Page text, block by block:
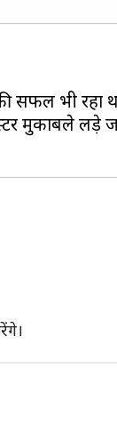
सफल भी रहा
मुकाबले लड़े